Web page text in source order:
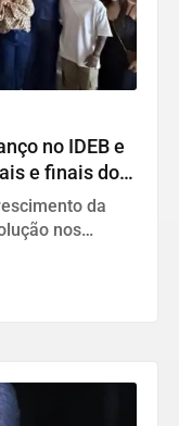
no IDEB e
e finais do
da
nos
refletindo o